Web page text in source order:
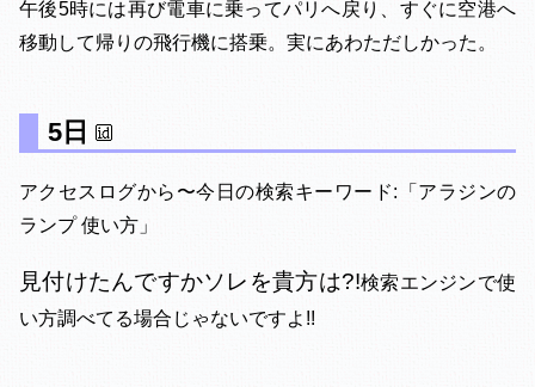
午後5時には再び電車に乗ってパリへ戻り、すぐに空港へ
移動して帰りの飛行機に搭乗。実にあわただしかった。
5日
アクセスログから〜今日の検索キーワード:「アラジンの
ランプ 使い方」
見付けたんですかソレを貴方は?!検索エンジンで使
い方調べてる場合じゃないですよ!!